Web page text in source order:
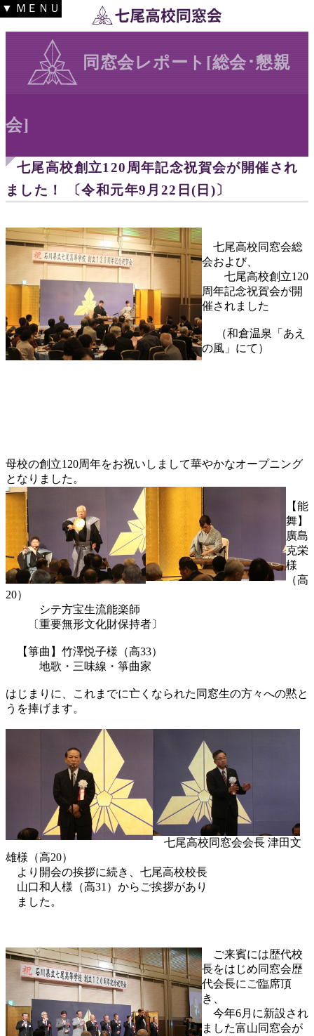
▼ ＭＥＮＵ
同窓会レポート[総会･懇親
会]
七尾高校創立120周年記念祝賀会が開催され
ました！ 〔令和元年9月22日(日)〕
七尾高校同窓会総
会および、
七尾高校創立120
周年記念祝賀会が開
催されました
（和倉温泉「あえ
の風」にて）
母校の創立120周年をお祝いしまして華やかなオープニング
となりました。
【能
舞】
廣島
克栄
様
（高
20）
シテ方宝生流能楽師
〔重要無形文化財保持者〕
【箏曲】竹澤悦子様（高33）
地歌・三味線・箏曲家
はじまりに、これまでに亡くなられた同窓生の方々への黙と
うを捧げます。
七尾高校同窓会会長 津田文
雄様（高20）
より開会の挨拶に続き、七尾高校校長
山口和人様（高31）からご挨拶があり
ました。
ご来賓には歴代校
長をはじめ同窓会歴
代会長にご臨席頂
き、
今年6月に新設され
ました富山同窓会が